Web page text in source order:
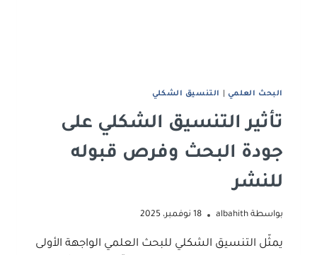
البحث العلمي التنسيق الشكلي
تأثير التنسيق الشكلي على
جودة البحث وفرص قبوله
للنشر
بواسطة albahith 18 نوفمبر، 2025
يمثّل التنسيق الشكلي للبحث العلمي الواجهة الأولى